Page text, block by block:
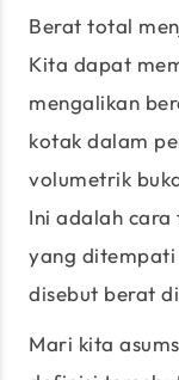
Berat total
Kita dapat
mengalikan
kotak dalam
volumetrik
Ini adalah cara
yang
disebut berat
Mari kita